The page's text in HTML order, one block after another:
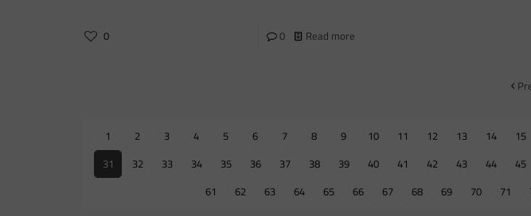
0 0 Read more
1 2 3 4 5 6 7 8 9 10 11 12 13 14 15
31
32 33 34 35 36 37 38 39 40 41 42 43 44 45
61
62 63 64 65 66 67 68 69 70 71